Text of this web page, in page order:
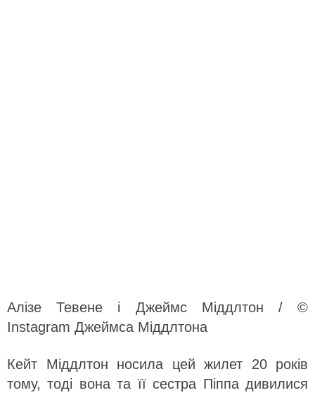
Алізе Тевене і Джеймс Міддлтон / ©
Instagram Джеймса Міддлтона
Кейт Міддлтон носила цей жилет 20 років
тому, тоді вона та її сестра Піппа дивилися